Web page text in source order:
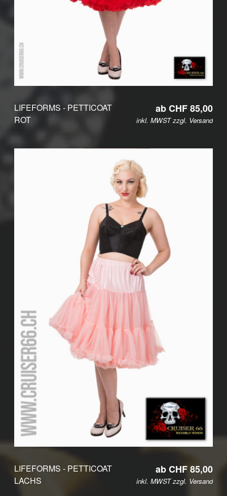
ab CHF 85,00
inkl. MWST zzgl. Versand
LIFEFORMS - PETTICOAT
ROT
ab CHF 85,00
inkl. MWST zzgl. Versand
LIFEFORMS - PETTICOAT
LACHS